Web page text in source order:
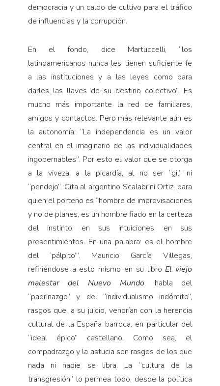
democracia y un caldo de cultivo para el tráfico
de influencias y la corrupción.
En el fondo, dice Martuccelli, “los
latinoamericanos nunca les tienen suficiente fe
a las instituciones y a las leyes como para
darles las llaves de su destino colectivo”. Es
mucho más importante la red de familiares,
amigos y contactos. Pero más relevante aún es
la autonomía: “La independencia es un valor
central en el imaginario de las individualidades
ingobernables”. Por esto el valor que se otorga
a la viveza, a la picardía, al no ser “gil” ni
“pendejo”. Cita al argentino Scalabrini Ortiz, para
quien el porteño es “hombre de improvisaciones
y no de planes, es un hombre fiado en la certeza
del instinto, en sus intuiciones, en sus
presentimientos. En una palabra: es el hombre
del ‘pálpito’”. Mauricio García Villegas,
refiriéndose a esto mismo en su libro El viejo
malestar del Nuevo Mundo, habla del
“padrinazgo” y del “individualismo indómito”,
rasgos que, a su juicio, vendrían con la herencia
cultural de la España barroca, en particular del
“ideal épico” castellano. Como sea, el
compadrazgo y la astucia son rasgos de los que
nada ni nadie se libra. La “cultura de la
transgresión” lo permea todo, desde la política